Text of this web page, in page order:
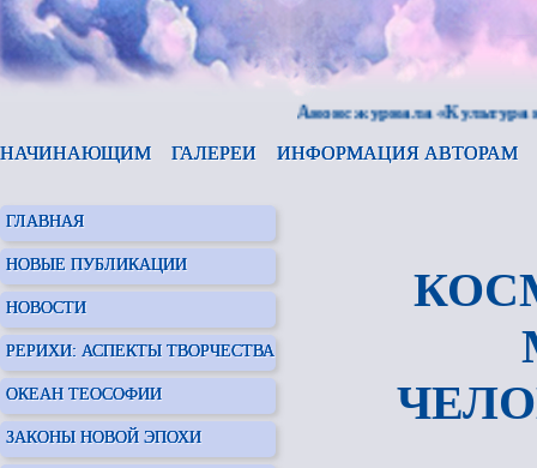
Анонс журнала «Культура и
НАЧИНАЮЩИМ ГАЛЕРЕИ ИНФОРМАЦИЯ АВТОРАМ
ГЛАВНАЯ
НОВЫЕ ПУБЛИКАЦИИ
НОВОСТИ
РЕРИХИ: АСПЕКТЫ ТВОРЧЕСТВА
ОКЕАН ТЕОСОФИИ
ЗАКОНЫ НОВОЙ ЭПОХИ